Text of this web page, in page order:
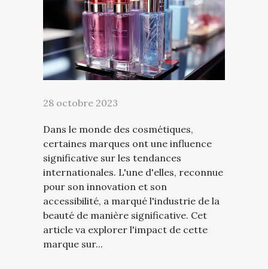
28 octobre 2023
Dans le monde des cosmétiques,
certaines marques ont une influence
significative sur les tendances
internationales. L'une d'elles, reconnue
pour son innovation et son
accessibilité, a marqué l'industrie de la
beauté de manière significative. Cet
article va explorer l'impact de cette
marque sur...